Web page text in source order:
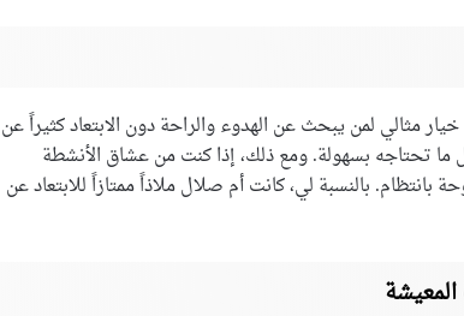
مثالي لمن يبحث عن الهدوء والراحة دون الابتعاد كثيراً عن
ما تحتاجه بسهولة. ومع ذلك، إذا كنت من عشاق الأنشطة
بانتظام. بالنسبة لي، كانت أم صلال ملاذاً ممتازاً للابتعاد عن